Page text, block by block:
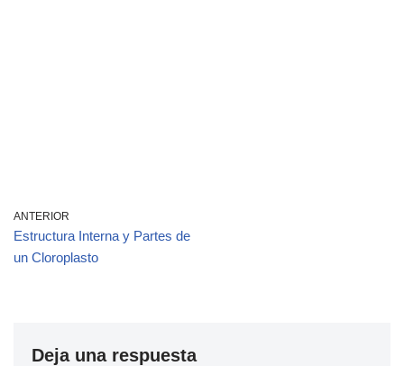
ANTERIOR
Estructura Interna y Partes de
un Cloroplasto
Deja una respuesta